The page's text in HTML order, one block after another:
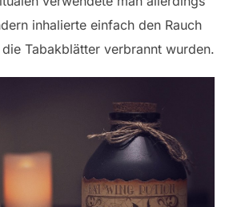
inhalierte einfach den Rauch
Tabakblätter verbrannt wurden.